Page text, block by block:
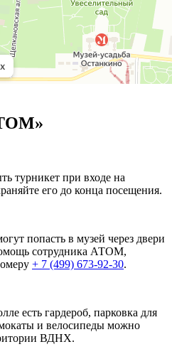
турникет при входе на
его до конца посещения.
попасть в музей через двери
сотрудника АТОМ,
+ 7 (499) 673-92-30.
есть гардероб, парковка для
и велосипеды можно
ВДНХ.